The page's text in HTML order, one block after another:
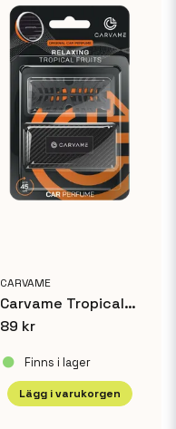
CARVAME
Carvame Tropical Fruits Solid
89 kr
Finns i lager
Lägg i varukorgen